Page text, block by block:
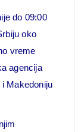
do 09:00
oko
vreme
agencija
Makedoniju